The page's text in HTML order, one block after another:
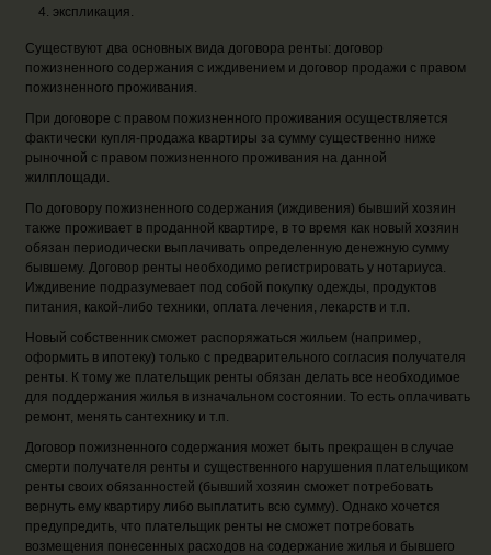
экспликация.
Существуют два основных вида договора ренты: договор
пожизненного содержания с иждивением и договор продажи с правом
пожизненного проживания.
При договоре с правом пожизненного проживания осуществляется
фактически купля-продажа квартиры за сумму существенно ниже
рыночной с правом пожизненного проживания на данной
жилплощади.
По договору пожизненного содержания (иждивения) бывший хозяин
также проживает в проданной квартире, в то время как новый хозяин
обязан периодически выплачивать определенную денежную сумму
бывшему. Договор ренты необходимо регистрировать у нотариуса.
Иждивение подразумевает под собой покупку одежды, продуктов
питания, какой-либо техники, оплата лечения, лекарств и т.п.
Новый собственник сможет распоряжаться жильем (например,
оформить в ипотеку) только с предварительного согласия получателя
ренты. К тому же плательщик ренты обязан делать все необходимое
для поддержания жилья в изначальном состоянии. То есть оплачивать
ремонт, менять сантехнику и т.п.
Договор пожизненного содержания может быть прекращен в случае
смерти получателя ренты и существенного нарушения плательщиком
ренты своих обязанностей (бывший хозяин сможет потребовать
вернуть ему квартиру либо выплатить всю сумму). Однако хочется
предупредить, что плательщик ренты не сможет потребовать
возмещения понесенных расходов на содержание жилья и бывшего